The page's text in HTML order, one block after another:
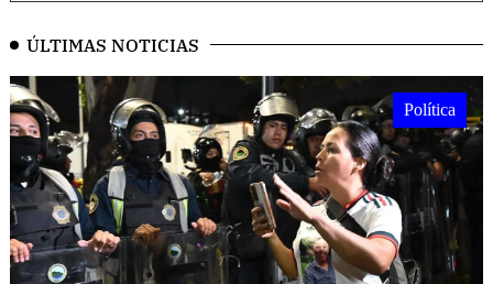
ÚLTIMAS NOTICIAS
Política